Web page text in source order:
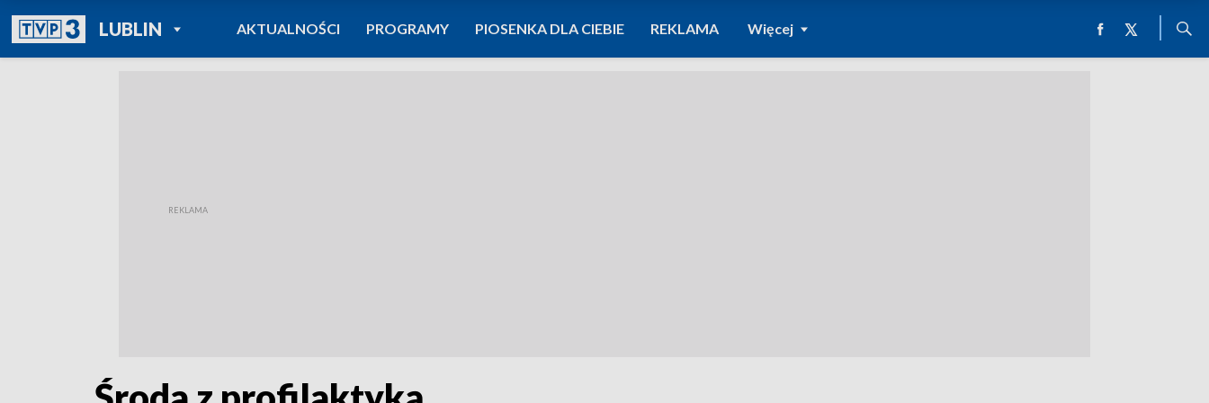
LUBLINPOWRÓT DO
TVP REGIONY
AKTUALNOŚCI PROGRAMY PIOSENKA DLA CIEBIE REKLAMA Więcej